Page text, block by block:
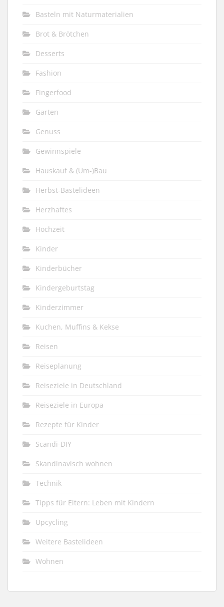
Basteln mit Naturmaterialien
Brot & Brötchen
Desserts
Fashion
Fingerfood
Garten
Genuss
Gewinnspiele
Hauskauf & (Um-)Bau
Herbst-Bastelideen
Herzhaftes
Hochzeit
Kinder
Kinderbücher
Kindergeburtstag
Kinderzimmer
Kuchen, Muffins & Kekse
Reisen
Reiseplanung
Reiseziele in Deutschland
Reiseziele in Europa
Rezepte für Kinder
Scandi-DIY
Skandinavisch wohnen
Technik
Tipps für Eltern: Leben mit Kindern
Upcycling
Weitere Bastelideen
Wohnen